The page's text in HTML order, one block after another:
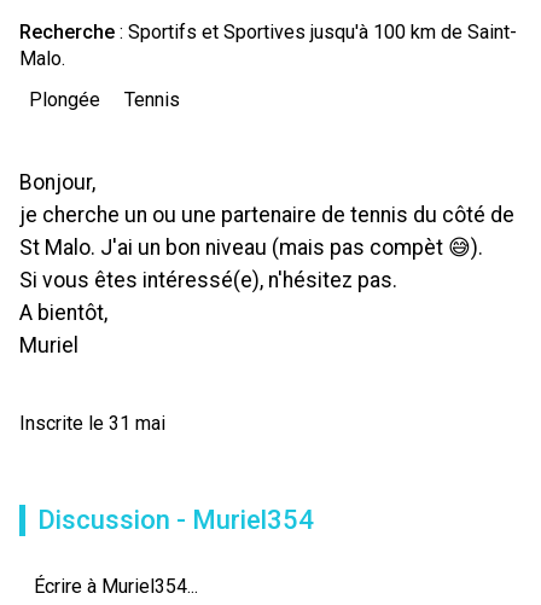
Recherche : Sportifs et Sportives jusqu'à 100 km de Saint-
Malo.
Plongée
Tennis
Bonjour,
je cherche un ou une partenaire de tennis du côté de
St Malo. J'ai un bon niveau (mais pas compèt 😅).
Si vous êtes intéressé(e), n'hésitez pas.
A bientôt,
Muriel
Inscrite le 31 mai
Discussion - Muriel354
Écrire à Muriel354...